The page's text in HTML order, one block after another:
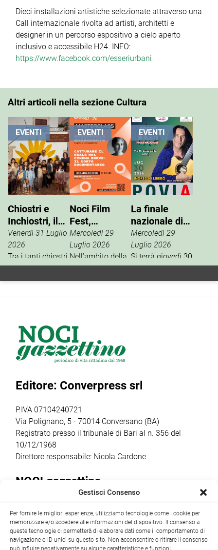
Dieci installazioni artistiche selezionate attraverso una
Call internazionale rivolta ad artisti, architetti e
designer in un percorso espositivo a cielo aperto
inclusivo e accessibile H24. INFO:
https://www.facebook.com/esseriurbani
Altri articoli nella sezione Cultura
EVENTI
Chiostri e
Inchiostri, il
successo
della Gnostra
Kids
Venerdì 31 Luglio
2026
Tra i tanti chiostri,
palazzi e piazze
coinvolte
Gnostra Kids
merita un plauso
particolare perché
palcoscenico di
ha coinvolto
EVENTI
Noci Film
Fest,
masterclass
con
Mariangela
Mercoledì 29
Luglio 2026
Nell’ambito della
13ª edizione del
Noci Film Fest,
manifestazione,
presenta la
masterclass
“Catturare il reale
il corto
condotta dalla
regista,
sceneggiatrice […]
EVENTI
La finale
nazionale di
“Nasce un
Talento”
Mercoledì 29
Luglio 2026
Si terrà giovedì 30
luglio, in via M.
Luigi Gallo, la
Editore: Converpress srl
P.IVA 07104240721
Via Polignano, 5 - 70014 Conversano (BA)
Registrato presso il tribunale di Bari al n. 356 del
10/12/1968
Direttore responsabile: Nicola Cardone
NOCI gazzettino
+39 080 4979274|info@nocigazzettino.it Contatti|
Archivio
Gestisci Consenso
Per fornire le migliori esperienze, utilizziamo tecnologie come i cookie per
memorizzare e/o accedere alle informazioni del dispositivo. Il consenso a
queste tecnologie ci permetterà di elaborare dati come il comportamento di
navigazione o ID unici su questo sito. Non acconsentire o ritirare il consenso
può influire negativamente su alcune caratteristiche e funzioni.